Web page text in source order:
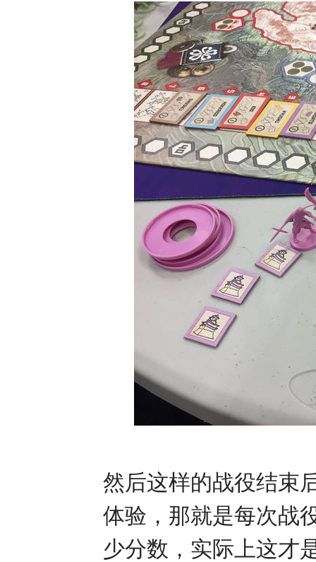
然后这样的战役结束
体验，那就是每次战
少分数，实际上这才